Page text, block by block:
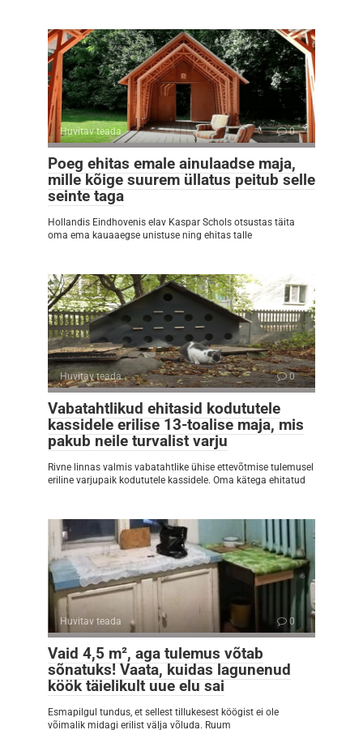
Huvitav teada 0
Poeg ehitas emale ainulaadse maja,
mille kõige suurem üllatus peitub selle
seinte taga
Hollandis Eindhovenis elav Kaspar Schols otsustas täita
oma ema kauaaegse unistuse ning ehitas talle
Huvitav teada 0
Vabatahtlikud ehitasid kodututele
kassidele erilise 13-toalise maja, mis
pakub neile turvalist varju
Rivne linnas valmis vabatahtlike ühise ettevõtmise tulemusel
eriline varjupaik kodututele kassidele. Oma kätega ehitatud
Huvitav teada 0
Vaid 4,5 m², aga tulemus võtab
sõnatuks! Vaata, kuidas lagunenud
köök täielikult uue elu sai
Esmapilgul tundus, et sellest tillukesest köögist ei ole
võimalik midagi erilist välja võluda. Ruum